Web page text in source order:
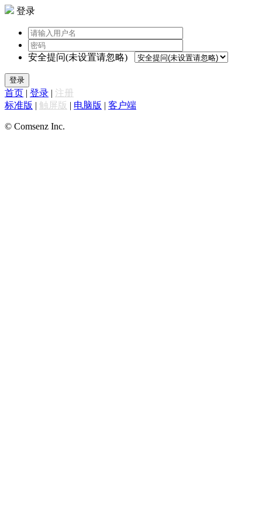
登录
安全提问(未设置请忽略)
登录
首页 | 登录 | 注册
标准版 | 触屏版 | 电脑版 | 客户端
© Comsenz Inc.